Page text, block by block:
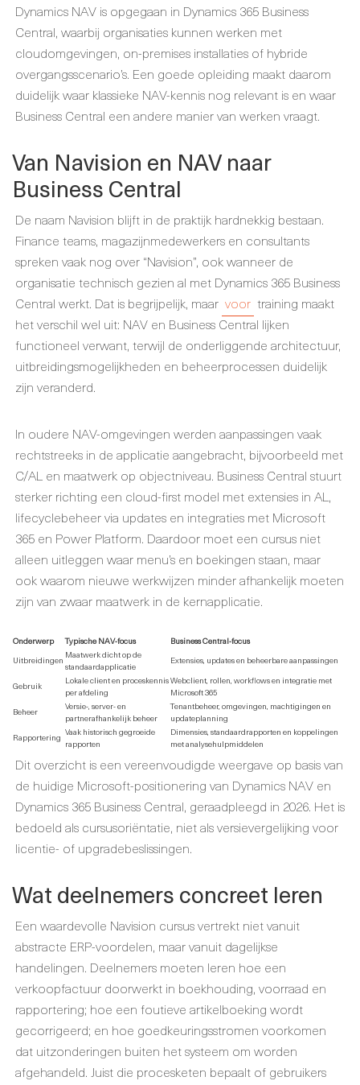
Dynamics NAV is opgegaan in Dynamics 365 Business
Central, waarbij organisaties kunnen werken met
cloudomgevingen, on-premises installaties of hybride
overgangsscenario’s. Een goede opleiding maakt daarom
duidelijk waar klassieke NAV-kennis nog relevant is en waar
Business Central een andere manier van werken vraagt.
Van Navision en NAV naar
Business Central
De naam Navision blijft in de praktijk hardnekkig bestaan.
Finance teams, magazijnmedewerkers en consultants
spreken vaak nog over “Navision”, ook wanneer de
organisatie technisch gezien al met Dynamics 365 Business
Central werkt. Dat is begrijpelijk, maar voor training maakt
het verschil wel uit: NAV en Business Central lijken
functioneel verwant, terwijl de onderliggende architectuur,
uitbreidingsmogelijkheden en beheerprocessen duidelijk
zijn veranderd.
In oudere NAV-omgevingen werden aanpassingen vaak
rechtstreeks in de applicatie aangebracht, bijvoorbeeld met
C/AL en maatwerk op objectniveau. Business Central stuurt
sterker richting een cloud-first model met extensies in AL,
lifecyclebeheer via updates en integraties met Microsoft
365 en Power Platform. Daardoor moet een cursus niet
alleen uitleggen waar menu’s en boekingen staan, maar
ook waarom nieuwe werkwijzen minder afhankelijk moeten
zijn van zwaar maatwerk in de kernapplicatie.
Onderwerp Typische NAV-focus
Business Central-focus
Uitbreidingen Maatwerk dicht op de
standaardapplicatie
Extensies, updates en beheerbare aanpassingen
Gebruik
Lokale client en proceskennis
per afdeling
Webclient, rollen, workflows en integratie met
Microsoft 365
Beheer
Versie-, server- en
partnerafhankelijk beheer
Tenantbeheer, omgevingen, machtigingen en
updateplanning
Rapportering Vaak historisch gegroeide
rapporten
Dimensies, standaardrapporten en koppelingen
met analysehulpmiddelen
Dit overzicht is een vereenvoudigde weergave op basis van
de huidige Microsoft-positionering van Dynamics NAV en
Dynamics 365 Business Central, geraadpleegd in 2026. Het is
bedoeld als cursusoriëntatie, niet als versievergelijking voor
licentie- of upgradebeslissingen.
Wat deelnemers concreet leren
Een waardevolle Navision cursus vertrekt niet vanuit
abstracte ERP-voordelen, maar vanuit dagelijkse
handelingen. Deelnemers moeten leren hoe een
verkoopfactuur doorwerkt in boekhouding, voorraad en
rapportering; hoe een foutieve artikelboeking wordt
gecorrigeerd; en hoe goedkeuringsstromen voorkomen
dat uitzonderingen buiten het systeem om worden
afgehandeld. Juist die procesketen bepaalt of gebruikers